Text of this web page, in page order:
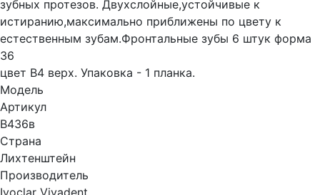
зубных протезов. Двухслойные,устойчивые к
истиранию,максимально приближены по цвету к
естественным зубам.Фронтальные зубы 6 штук форма
36
цвет В4 верх. Упаковка - 1 планка.
Модель
Артикул
В436в
Страна
Лихтенштейн
Производитель